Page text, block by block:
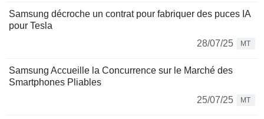
Samsung décroche un contrat pour fabriquer des puces IA
pour Tesla
28/07/25
MT
Samsung Accueille la Concurrence sur le Marché des
Smartphones Pliables
25/07/25
MT